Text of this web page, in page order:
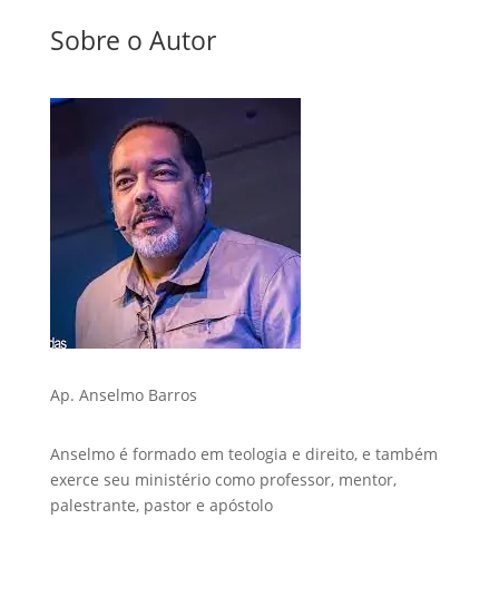
Sobre o Autor
Ap. Anselmo Barros
Anselmo é formado em teologia e direito, e também
exerce seu ministério como professor, mentor,
palestrante, pastor e apóstolo